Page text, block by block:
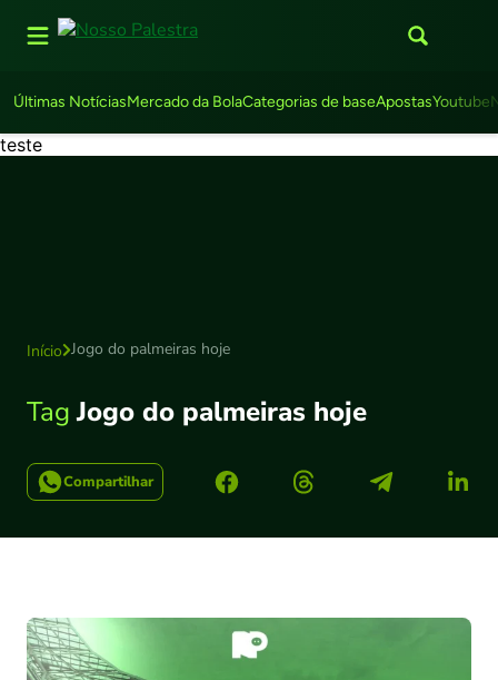
Últimas NotíciasMercado da BolaCategorias de baseApostasYoutube
teste
Início Jogo do palmeiras hoje
TagJogo do palmeiras hoje
Compartilhar